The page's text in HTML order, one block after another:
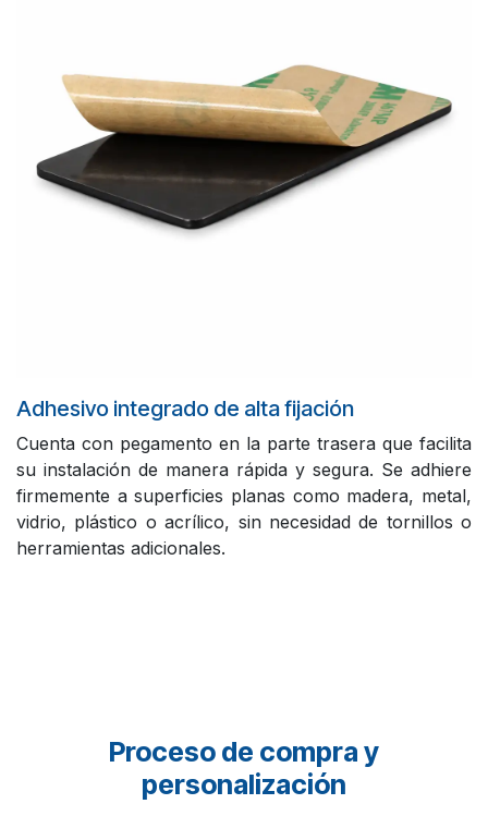
Adhesivo integrado de alta fijación
Cuenta con pegamento en la parte trasera que facilita
su instalación de manera rápida y segura. Se adhiere
firmemente a superficies planas como madera, metal,
vidrio, plástico o acrílico, sin necesidad de tornillos o
herramientas adicionales.
Proceso de compra y
personalización